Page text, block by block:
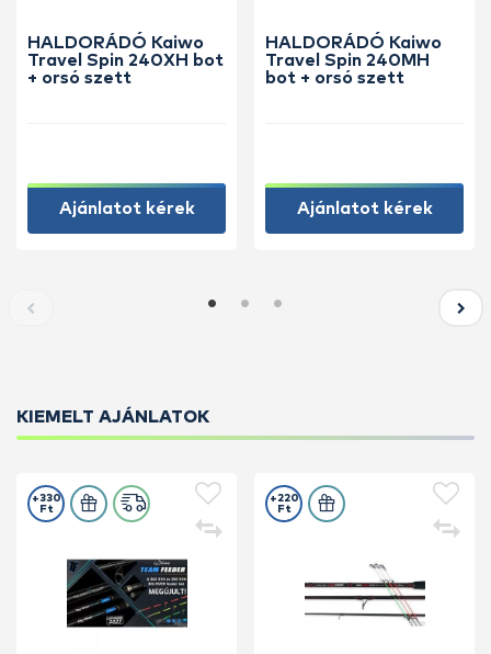
HALDORÁDÓ Kaiwo
Travel Spin 240XH bot
+ orsó szett
Ajánlatot kérek
HALDORÁDÓ Kaiwo
Travel Spin 240MH
bot + orsó szett
Ajánlatot kérek
KIEMELT AJÁNLATOK
+330
Ft
+220
Ft